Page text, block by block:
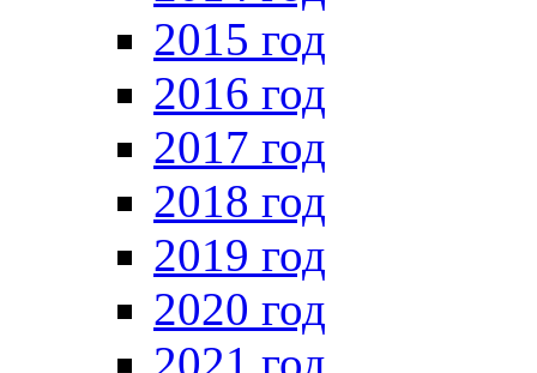
2015 год
2016 год
2017 год
2018 год
2019 год
2020 год